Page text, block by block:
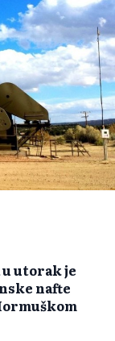
utorak je
nafte